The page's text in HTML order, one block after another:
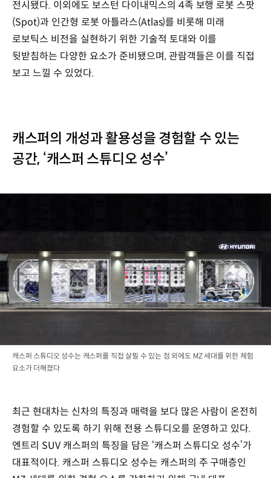
전시됐다. 이외에도 보스턴 다이내믹스의 4족 보행 로봇 스팟
(Spot)과 인간형 로봇 아틀라스(Atlas)를 비롯해 미래
로보틱스 비전을 실현하기 위한 기술적 토대와 이를
뒷받침하는 다양한 요소가 준비됐으며, 관람객들은 이를 직접
보고 느낄 수 있었다.
캐스퍼의 개성과 활용성을 경험할 수 있는
공간, ‘캐스퍼 스튜디오 성수’
캐스퍼 스튜디오 성수는 캐스퍼를 직접 살필 수 있는 점 외에도 MZ 세대를 위한 체험
요소가 더해졌다
최근 현대차는 신차의 특징과 매력을 보다 많은 사람이 온전히
경험할 수 있도록 하기 위해 전용 스튜디오를 운영하고 있다.
엔트리 SUV 캐스퍼의 특징을 담은 ‘캐스퍼 스튜디오 성수’가
대표적이다. 캐스퍼 스튜디오 성수는 캐스퍼의 주 구매층인